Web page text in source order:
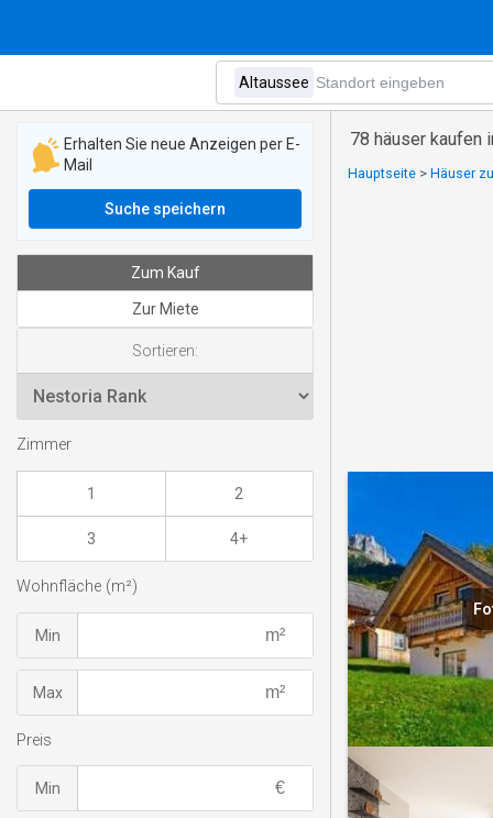
78 häuser kaufen
Hauptseite > Häuser
Erhalten Sie neue Anzeigen per E-
Mail
Suche speichern
Zum Kauf
Zur Miete
Sortieren:
Zimmer
1 2
3 4+
Wohnfläche (m²)
Min
Max
Preis
Min